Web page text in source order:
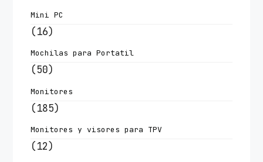
Mini PC
(16)
Mochilas para Portatil
(50)
Monitores
(185)
Monitores y visores para TPV
(12)